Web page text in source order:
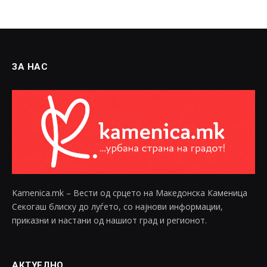
ЗА НАС
Kamenica.mk – Вести од срцето на Македонска Каменица
Секогаш блиску до луѓето, со најнови информации,
приказни и настани од нашиот град и регионот.